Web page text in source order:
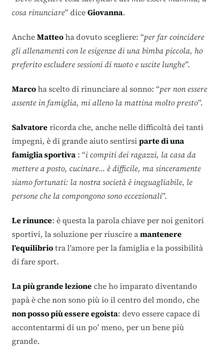
cosa rinunciare” diceGiovanna.
AncheMatteoha dovuto scegliere: “per far coincidere
gli allenamenti con le esigenze di una bimba piccola, ho
preferito escludere sessioni di nuoto e uscite lunghe”.
Marcoha scelto di rinunciare al sonno: “per non essere
assente in famiglia, mi alleno la mattina molto presto”.
Salvatorericorda che, anche nelle difficoltà dei tanti
impegni, è di grande aiuto sentirsiparte di una
famiglia sportiva : “i compiti dei ragazzi, la casa da
mettere a posto, cucinare… è difficile, ma sinceramente
siamo fortunati: la nostra società è ineguagliabile, le
persone che la compongono sono eccezionali”.
Le rinunce: è questa la parola chiave per noi genitori
sportivi, la soluzione per riuscire amantenere
l’equilibriotra l’amore per la famiglia e la possibilità
di fare sport.
La più grande lezioneche ho imparato diventando
papà è che non sono più io il centro del mondo, che
non posso più essere egoista: devo essere capace di
accontentarmi di un po’ meno, per un bene più
grande.